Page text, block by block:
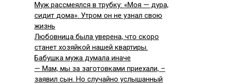
Муж рассмеялся в трубку: «Моя — дура,
сидит дома». Утром он не узнал свою
жизнь
Любовница была уверена, что скоро
станет хозяйкой нашей квартиры.
Бабушка мужа думала иначе
— Мам, мы за заготовками приехали, –
заявил сын. Но случайно услышанный